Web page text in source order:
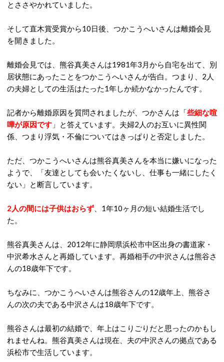
とささやかれていました。
そして直木賞受賞から10日後、つかこうへいさんは離婚会見
を開きました。
離婚会見では、熊谷真美さんは1981年3月から自宅を出て、別
居状態にあったことをつかこうへいさんが告白。つまり、2人
の夫婦としての生活はたった1年しか続かなかったんです。
記者から離婚原因を質問されましたが、つかさんは「些細な喧
嘩が原因です 」と答えています。夫婦2人のお互いに異性関
係、つまり浮気・不倫についてはきっぱりと否定しました。
ただ、つかこうへいさんは熊谷真美さんを本当に嫌いになった
ようで、「友達としても会いたくないし、仕事も一緒にしたく
ない」と断言しています。
2人の間には子供はおらず 、1年10ヶ月の短い結婚生活でし
た。
熊谷真美さんは、2012年に静岡県浜松市中区出身の書道家・
中沢希水さんと再婚しています。再婚相手の中沢さんは熊谷さ
んの18歳年下です。
ちなみに、つかこうへいさんは熊谷さんの12歳年上、熊谷さ
んの次の夫である中沢さんは18歳年下です。
熊谷さんは最初の結婚で、年上はこりごりだと思ったのかもし
れませんね。熊谷真美さんは現在、夫の中沢さんの拠点である
浜松市で生活しています。